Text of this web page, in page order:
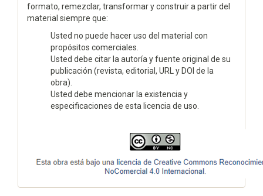
formato, remezclar, transformar y construir a partir del
material siempre que:
Usted no puede hacer uso del material con
propósitos comerciales.
Usted debe citar la autoría y fuente original de su
publicación (revista, editorial, URL y DOI de la
obra).
Usted debe mencionar la existencia y
especificaciones de esta licencia de uso.